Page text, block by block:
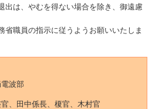
出は、やむを得ない場合を除き、御遠慮
職員の指示に従うようお願いいたしま
電波部
、田中係長、榎官、木村官